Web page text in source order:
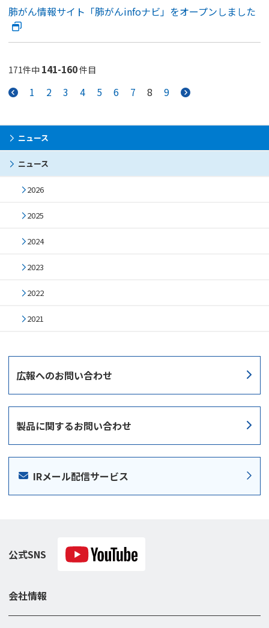
肺がん情報サイト「肺がんinfoナビ」をオープンしました
171件中 141-160件目
1 2 3 4 5 6 7 8 9
ニュース
ニュース
2026
2025
2024
2023
2022
2021
広報へのお問い合わせ
製品に関するお問い合わせ
IRメール配信サービス
公式SNS
会社情報